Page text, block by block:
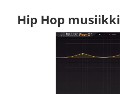
Hip Hop musiikki